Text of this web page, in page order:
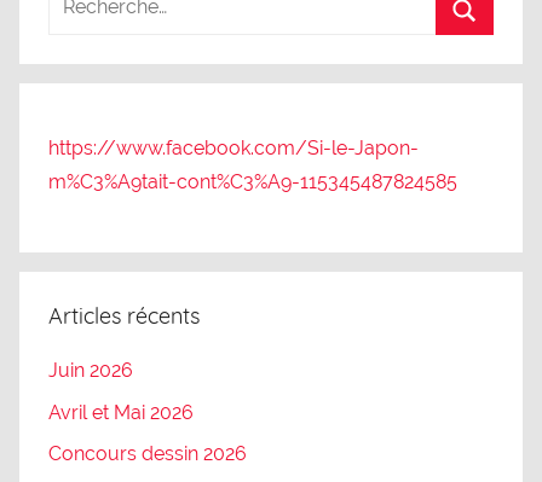
https://www.facebook.com/Si-le-Japon-
m%C3%A9tait-cont%C3%A9-115345487824585
Articles récents
Juin 2026
Avril et Mai 2026
Concours dessin 2026